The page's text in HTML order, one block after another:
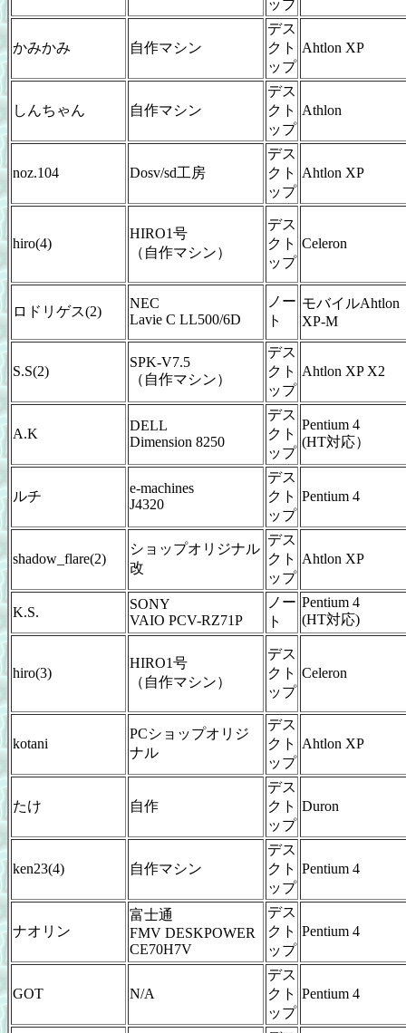
ップ
かみかみ 自作マシン
デス
クト
ップ
Ahtlon XP
しんちゃん 自作マシン
デス
クト
ップ
Athlon
noz.104 Dosv/sd工房
デス
クト
ップ
Ahtlon XP
hiro(4)
HIRO1号
（自作マシン）
デス
クト
ップ
Celeron
ロドリゲス(2)
NEC
Lavie C LL500/6D
ノー
ト
モバイルAhtlon
XP-M
S.S(2)
SPK-V7.5
（自作マシン）
デス
クト
ップ
Ahtlon XP X2
A.K
DELL
Dimension 8250
デス
クト
ップ
Pentium 4
(HT対応）
ルチ
e-machines
J4320
デス
クト
ップ
Pentium 4
shadow_flare(2)
ショップオリジナル
改
デス
クト
ップ
Ahtlon XP
K.S.
SONY
VAIO PCV-RZ71P
ノー
ト
Pentium 4
(HT対応)
hiro(3)
HIRO1号
（自作マシン）
デス
クト
ップ
Celeron
kotani
PCショップオリジ
ナル
デス
クト
ップ
Ahtlon XP
たけ 自作
デス
クト
ップ
Duron
ken23(4) 自作マシン
デス
クト
ップ
Pentium 4
ナオリン
富士通
FMV DESKPOWER
CE70H7V
デス
クト
ップ
Pentium 4
GOT N/A
デス
クト
ップ
Pentium 4